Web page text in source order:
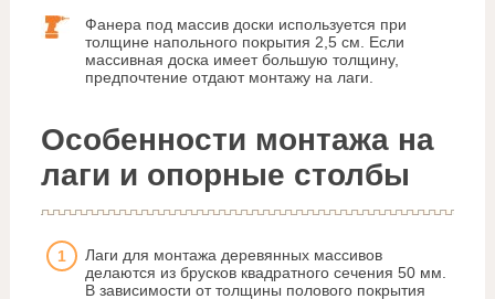
Фанера под массив доски используется при
толщине напольного покрытия 2,5 см. Если
массивная доска имеет большую толщину,
предпочтение отдают монтажу на лаги.
Особенности монтажа на
лаги и опорные столбы
Лаги для монтажа деревянных массивов
делаются из брусков квадратного сечения 50 мм.
В зависимости от толщины полового покрытия